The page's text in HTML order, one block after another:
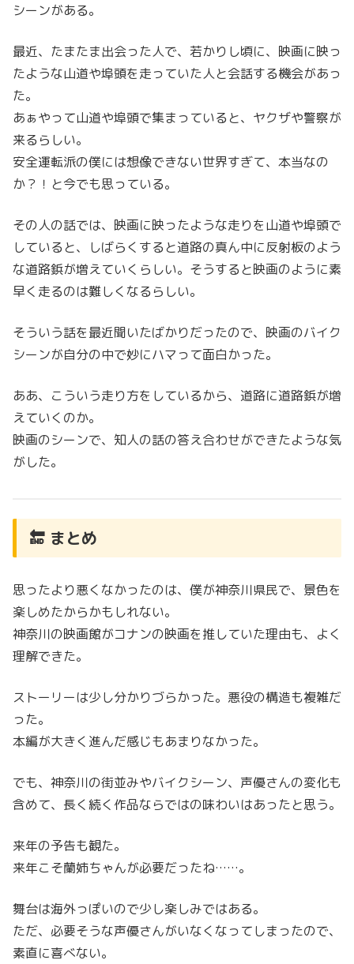
シーンがある。
最近、たまたま出会った人で、若かりし頃に、映画に映っ
たような山道や埠頭を走っていた人と会話する機会があっ
た。
あぁやって山道や埠頭で集まっていると、ヤクザや警察が
来るらしい。
安全運転派の僕には想像できない世界すぎて、本当なの
か？！と今でも思っている。
その人の話では、映画に映ったような走りを山道や埠頭で
していると、しばらくすると道路の真ん中に反射板のよう
な道路鋲が増えていくらしい。そうすると映画のように素
早く走るのは難しくなるらしい。
そういう話を最近聞いたばかりだったので、映画のバイク
シーンが自分の中で妙にハマって面白かった。
ああ、こういう走り方をしているから、道路に道路鋲が増
えていくのか。
映画のシーンで、知人の話の答え合わせができたような気
がした。
🔚 まとめ
思ったより悪くなかったのは、僕が神奈川県民で、景色を
楽しめたからかもしれない。
神奈川の映画館がコナンの映画を推していた理由も、よく
理解できた。
ストーリーは少し分かりづらかった。悪役の構造も複雑だ
った。
本編が大きく進んだ感じもあまりなかった。
でも、神奈川の街並みやバイクシーン、声優さんの変化も
含めて、長く続く作品ならではの味わいはあったと思う。
来年の予告も観た。
来年こそ蘭姉ちゃんが必要だったね……。
舞台は海外っぽいので少し楽しみではある。
ただ、必要そうな声優さんがいなくなってしまったので、
素直に喜べない。